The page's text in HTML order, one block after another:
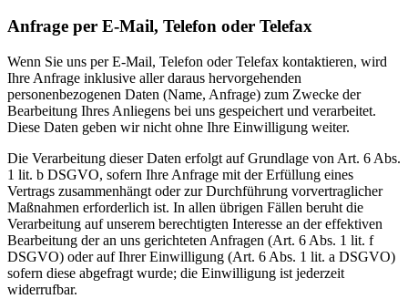
Anfrage per E-Mail, Telefon oder Telefax
Wenn Sie uns per E-Mail, Telefon oder Telefax kontaktieren, wird
Ihre Anfrage inklusive aller daraus hervorgehenden
personenbezogenen Daten (Name, Anfrage) zum Zwecke der
Bearbeitung Ihres Anliegens bei uns gespeichert und verarbeitet.
Diese Daten geben wir nicht ohne Ihre Einwilligung weiter.
Die Verarbeitung dieser Daten erfolgt auf Grundlage von Art. 6 Abs.
1 lit. b DSGVO, sofern Ihre Anfrage mit der Erfüllung eines
Vertrags zusammenhängt oder zur Durchführung vorvertraglicher
Maßnahmen erforderlich ist. In allen übrigen Fällen beruht die
Verarbeitung auf unserem berechtigten Interesse an der effektiven
Bearbeitung der an uns gerichteten Anfragen (Art. 6 Abs. 1 lit. f
DSGVO) oder auf Ihrer Einwilligung (Art. 6 Abs. 1 lit. a DSGVO)
sofern diese abgefragt wurde; die Einwilligung ist jederzeit
widerrufbar.